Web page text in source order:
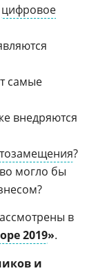
цифровое
самые
внедряются
?
могло бы
в
2019».
и